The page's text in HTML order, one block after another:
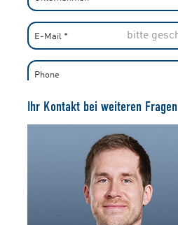
Ihr Kontakt bei weiteren Fragen